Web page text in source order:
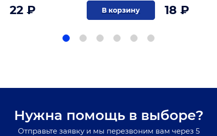
22 ₽ В корзину 18 ₽
Нужна помощь в выборе?
Отправьте заявку и мы перезвоним вам через 5